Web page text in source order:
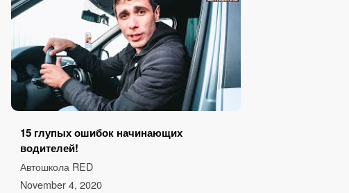
15 глупых ошибок начинающих
водителей!
Автошкола RED
November 4, 2020